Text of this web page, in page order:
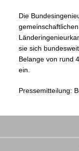
Die
sie sich
Belange von rund
ein.
Pressemitteilung: